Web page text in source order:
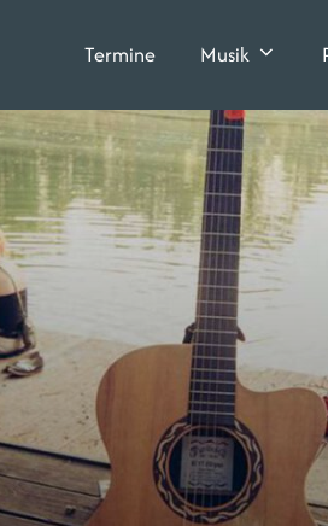
Termine Musik